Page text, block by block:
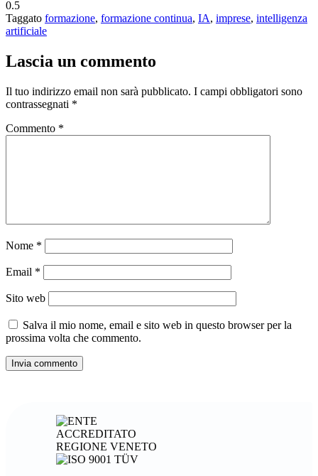
Taggato formazione, formazione continua, IA, imprese, intelligenza
artificiale
Lascia un commento
Il tuo indirizzo email non sarà pubblicato. I campi obbligatori sono
contrassegnati *
Commento *
Nome *
Email *
Sito web
Salva il mio nome, email e sito web in questo browser per la
prossima volta che commento.